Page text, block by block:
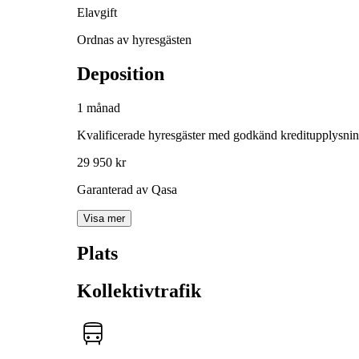
Elavgift
Ordnas av hyresgästen
Deposition
1 månad
Kvalificerade hyresgäster med godkänd
29 950 kr
Garanterad av Qasa
Visa mer
Plats
Kollektivtrafik